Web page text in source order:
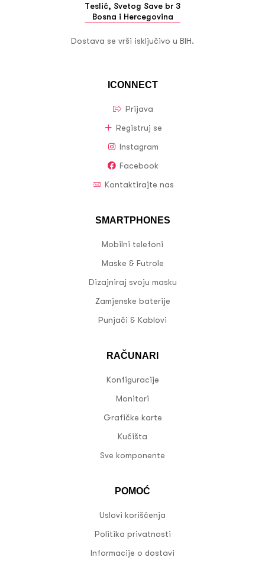
ICONNECT
Prijava
Registruj se
Instagram
Facebook
Kontaktirajte nas
SMARTPHONES
Mobilni telefoni
Maske & Futrole
Dizajniraj svoju masku
Zamjenske baterije
Punjači & Kablovi
RAČUNARI
Konfiguracije
Monitori
Grafičke karte
Kućišta
Sve komponente
POMOĆ
Uslovi korišćenja
Politika privatnosti
Informacije o dostavi
Teslić, Svetog Save br 3
Bosna i Hercegovina
Dostava se vrši isključivo u BIH.